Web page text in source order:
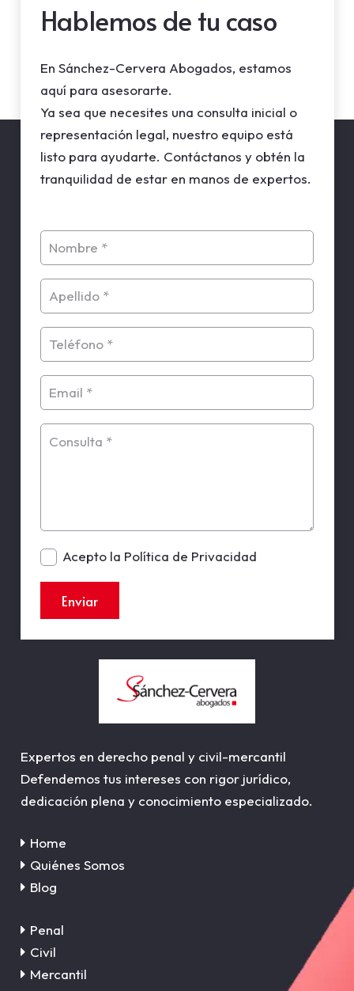
Hablemos de tu caso
En Sánchez-Cervera Abogados, estamos
aquí para asesorarte.
Ya sea que necesites una consulta inicial o
representación legal, nuestro equipo está
listo para ayudarte. Contáctanos y obtén la
tranquilidad de estar en manos de expertos.
Acepto la Política de Privacidad
Enviar
Expertos en derecho penal y civil-mercantil
Defendemos tus intereses con rigor jurídico,
dedicación plena y conocimiento especializado.
Home
Quiénes Somos
Blog
Penal
Civil
Mercantil